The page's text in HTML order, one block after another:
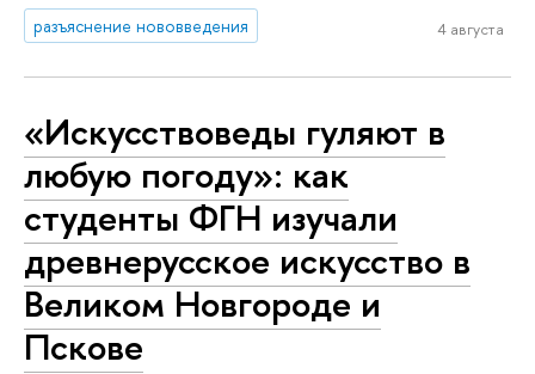
разъяснение нововведения
4 августа
«Искусствоведы гуляют в
любую погоду»: как
студенты ФГН изучали
древнерусское искусство в
Великом Новгороде и
Пскове